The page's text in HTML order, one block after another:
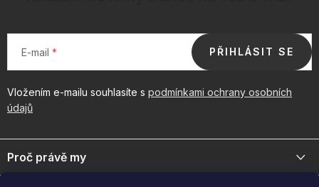
E-mail
Vložením e-mailu souhlasíte s podmínkami ochrany osobních
údajů
PŘIHLÁSIT SE
á
pProč právě my